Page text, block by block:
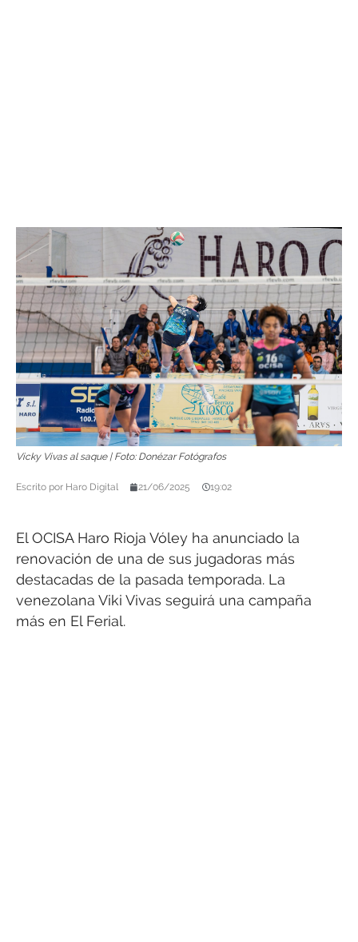
Vicky Vivas al saque | Foto: Donézar Fotógrafos
Escrito por Haro Digital 21/06/2025 19:02
El OCISA Haro Rioja Vóley ha anunciado la
renovación de una de sus jugadoras más
destacadas de la pasada temporada. La
venezolana Viki Vivas seguirá una campaña
más en El Ferial.